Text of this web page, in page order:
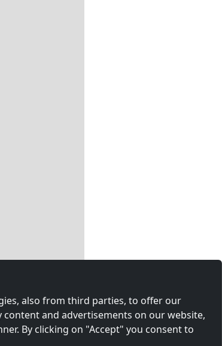
also from third parties, to offer our
and advertisements on our website,
By clicking on "Accept" you consent to